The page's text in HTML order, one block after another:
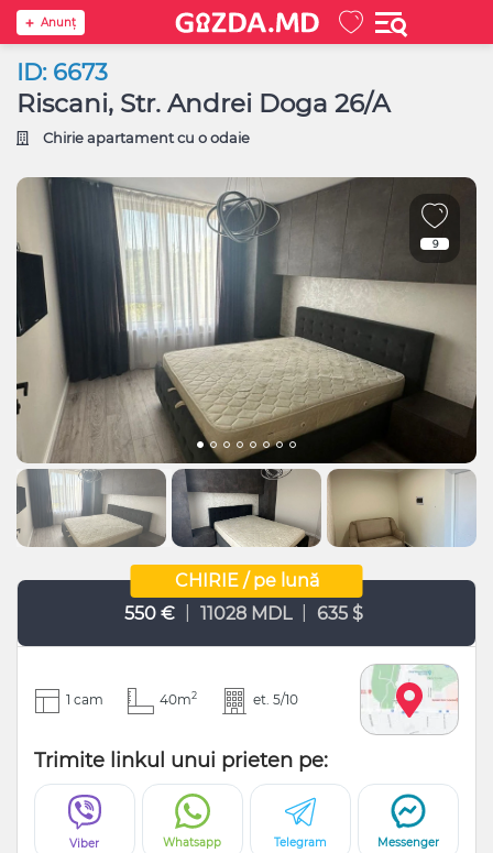
Anunţ
ID: 6673
Riscani, Str. Andrei Doga 26/A
Chirie apartament cu o odaie
9
CHIRIE / pe lună
550 €
11028 MDL 635 $
1 cam 40m2 et. 5/10
Trimite linkul unui prieten pe:
Viber Whatsapp Telegram Messenger